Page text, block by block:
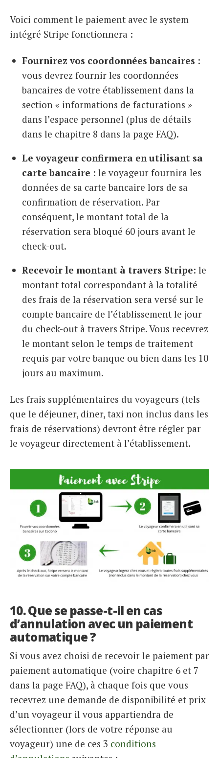
Voici comment le paiement avec le system
intégré Stripe fonctionnera :
Fournirez vos coordonnées bancaires :
vous devrez fournir les coordonnées
bancaires de votre établissement dans la
section « informations de facturations »
dans l’espace personnel (plus de détails
dans le chapitre 8 dans la page FAQ).
Le voyageur confirmera en utilisant sa
carte bancaire : le voyageur fournira les
données de sa carte bancaire lors de sa
confirmation de réservation. Par
conséquent, le montant total de la
réservation sera bloqué 60 jours avant le
check-out.
Recevoir le montant à travers Stripe: le
montant total correspondant à la totalité
des frais de la réservation sera versé sur le
compte bancaire de l’établissement le jour
du check-out à travers Stripe. Vous recevrez
le montant selon le temps de traitement
requis par votre banque ou bien dans les 10
jours au maximum.
Les frais supplémentaires du voyageurs (tels
que le déjeuner, diner, taxi non inclus dans les
frais de réservations) devront être régler par
le voyageur directement à l’établissement.
10. Que se passe-t-il en cas
d’annulation avec un paiement
automatique ?
Si vous avez choisi de recevoir le paiement par
paiement automatique (voire chapitre 6 et 7
dans la page FAQ), à chaque fois que vous
recevrez une demande de disponibilité et prix
d’un voyageur il vous appartiendra de
sélectionner (lors de votre réponse au
voyageur) une de ces 3 conditions